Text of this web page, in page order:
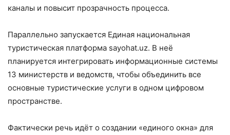
каналы и повысит прозрачность процесса.
Параллельно запускается Единая национальная
туристическая платформа sayohat.uz. В неё
планируется интегрировать информационные системы
13 министерств и ведомств, чтобы объединить все
основные туристические услуги в одном цифровом
пространстве.
Фактически речь идёт о создании «единого окна» для